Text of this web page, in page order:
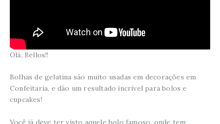
Olá, Bellos!!
Bolhas de gelatina são muito usadas em decorações em
Confeitaria, e dão um resultado incrível para bolos e
cupcakes!
Você já deve ter visto aquele bolo famoso, onde tem